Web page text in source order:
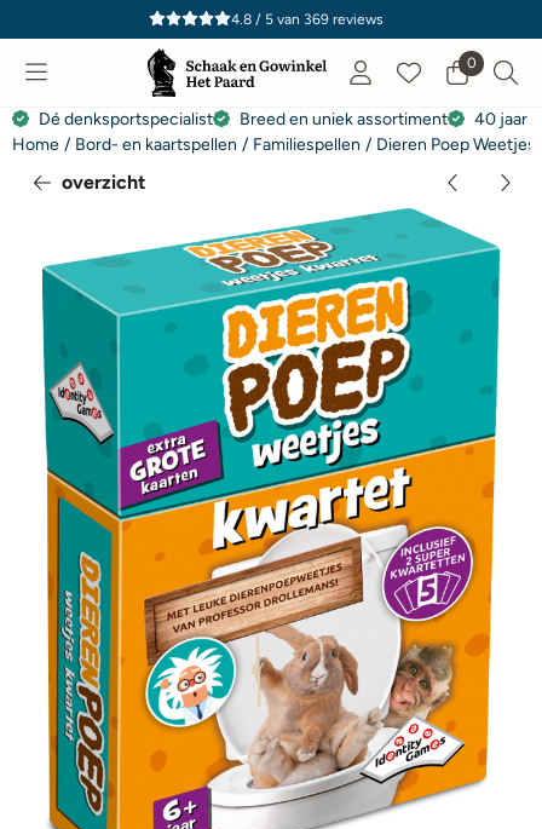
Cookievoorkeuren zijn momenteel gesloten.
4.8 / 5van 369reviews
0
Dé denksportspecialist Breed en uniek assortiment
40 jaar
Home / Bord- en kaartspellen / Familiespellen / Dieren Poep
overzicht